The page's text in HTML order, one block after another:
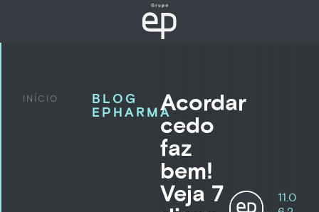
INÍCIO
BLOG
EPHARMAAcordar
cedo
faz
bem!
Veja 7
11.0